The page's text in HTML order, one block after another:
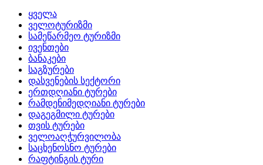
ყველა
ველოტურიზმი
სამეწარმეო ტურიზმი
ივენთები
ბანაკები
საგზურები
დასვენების სექტორი
ერთდღიანი ტურები
რამდენიმედღიანი ტურები
დაგეგმილი ტურები
თვის ტურები
ველოაღჭურვილობა
საცხენოსნო ტურები
რაფტინგის ტური